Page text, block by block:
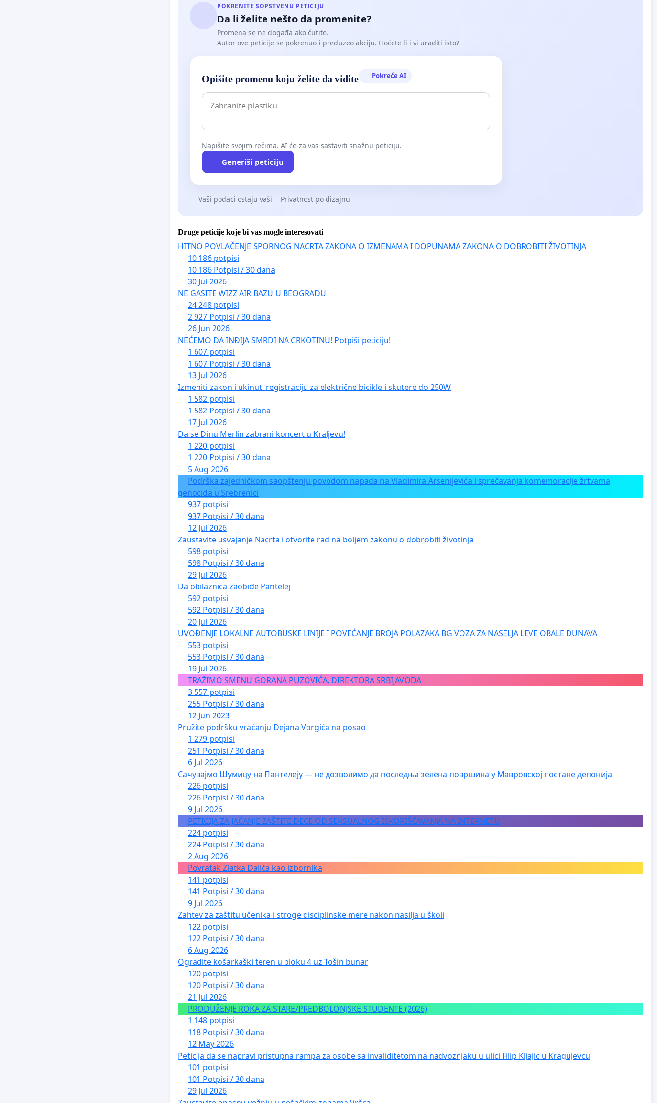
POKRENITE SOPSTVENU PETICIJU
Da li želite nešto da promenite?
Promena se ne događa ako ćutite.
Autor ove peticije se pokrenuo i preduzeo akciju. Hoćete li i vi uraditi isto?
Opišite promenu koju želite da vidite Pokreće AI
Napišite svojim rečima. AI će za vas sastaviti snažnu peticiju.
Generiši peticiju
Vaši podaci ostaju vaši Privatnost po dizajnu
Druge peticije koje bi vas mogle interesovati
HITNO POVLAČENJE SPORNOG NACRTA ZAKONA O IZMENAMA I DOPUNAMA ZAKONA O DOBROBITI ŽIVOTINJA
10 186 potpisi
10 186 Potpisi / 30 dana
30 Jul 2026
NE GASITE WIZZ AIR BAZU U BEOGRADU
24 248 potpisi
2 927 Potpisi / 30 dana
26 Jun 2026
NEĆEMO DA INĐIJA SMRDI NA CRKOTINU! Potpiši peticiju!
1 607 potpisi
1 607 Potpisi / 30 dana
13 Jul 2026
Izmeniti zakon i ukinuti registraciju za električne bicikle i skutere do 250W
1 582 potpisi
1 582 Potpisi / 30 dana
17 Jul 2026
Da se Dinu Merlin zabrani koncert u Kraljevu!
1 220 potpisi
1 220 Potpisi / 30 dana
5 Aug 2026
Podrška zajedničkom saopštenju povodom napada na Vladimira Arsenijevića i sprečavanja komemoracije žrtvama
genocida u Srebrenici
937 potpisi
937 Potpisi / 30 dana
12 Jul 2026
Zaustavite usvajanje Nacrta i otvorite rad na boljem zakonu o dobrobiti životinja
598 potpisi
598 Potpisi / 30 dana
29 Jul 2026
Da obilaznica zaobiđe Pantelej
592 potpisi
592 Potpisi / 30 dana
20 Jul 2026
UVOĐENJE LOKALNE AUTOBUSKE LINIJE I POVEĆANJE BROJA POLAZAKA BG VOZA ZA NASELJA LEVE OBALE DUNAVA
553 potpisi
553 Potpisi / 30 dana
19 Jul 2026
TRAŽIMO SMENU GORANA PUZOVIĆA, DIREKTORA SRBIJAVODA
3 557 potpisi
255 Potpisi / 30 dana
12 Jun 2023
Pružite podršku vraćanju Dejana Vorgića na posao
1 279 potpisi
251 Potpisi / 30 dana
6 Jul 2026
Сачувајмо Шумицу на Пантелеју — не дозволимо да последња зелена површина у Мавровској постане депонија
226 potpisi
226 Potpisi / 30 dana
9 Jul 2026
PETICIJA ZA JAČANJE ZAŠTITE DECE OD SEKSUALNOG ISKORIŠĆAVANJA NA INTERNETU
224 potpisi
224 Potpisi / 30 dana
2 Aug 2026
Povratak Zlatka Dalića kao izbornika
141 potpisi
141 Potpisi / 30 dana
9 Jul 2026
Zahtev za zaštitu učenika i stroge disciplinske mere nakon nasilja u školi
122 potpisi
122 Potpisi / 30 dana
6 Aug 2026
Ogradite košarkaški teren u bloku 4 uz Tošin bunar
120 potpisi
120 Potpisi / 30 dana
21 Jul 2026
PRODUŽENJE ROKA ZA STARE/PREDBOLONJSKE STUDENTE (2026)
1 148 potpisi
118 Potpisi / 30 dana
12 May 2026
Peticija da se napravi pristupna rampa za osobe sa invaliditetom na nadvoznjaku u ulici Filip Kljajic u Kragujevcu
101 potpisi
101 Potpisi / 30 dana
29 Jul 2026